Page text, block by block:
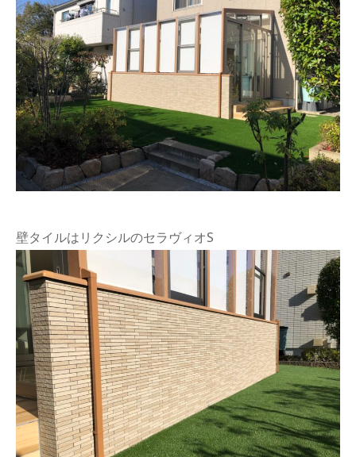
壁タイルはリクシルのセラヴィオS